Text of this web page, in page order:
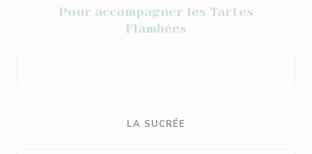
Pour accompagner les Tartes
Flambées
LA SUCRÉE